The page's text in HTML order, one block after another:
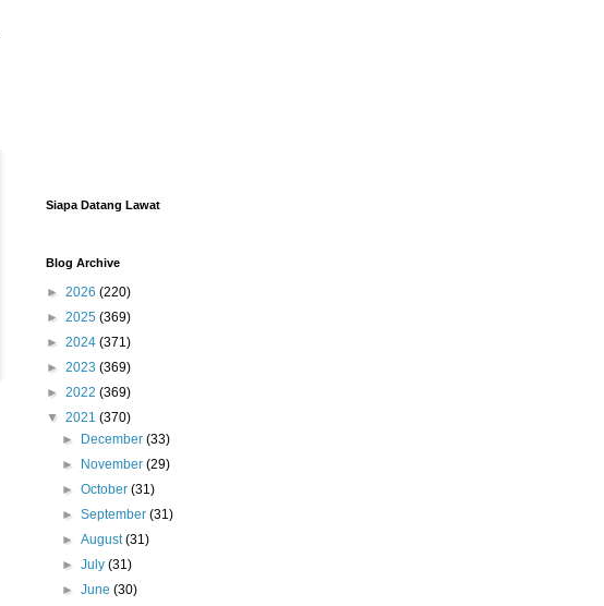
Siapa Datang Lawat
Blog Archive
► 2026 (220)
► 2025 (369)
► 2024 (371)
► 2023 (369)
► 2022 (369)
▼ 2021 (370)
►
December(33)
►
November(29)
►October(31)
►September(31)
►August(31)
►July(31)
►June(30)